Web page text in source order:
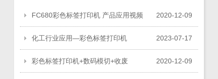
2020-12-09
FC680彩色标签打印机 产品应用视频
2023-07-17
化工行业应用—彩色标签打印机
2020-12-09
彩色标签打印机+数码模切+收废